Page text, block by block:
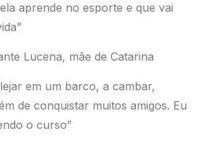
aprende no esporte e que vai
Lucena, mãe de Catarina
em um barco, a cambar,
de conquistar muitos amigos. Eu
o curso”